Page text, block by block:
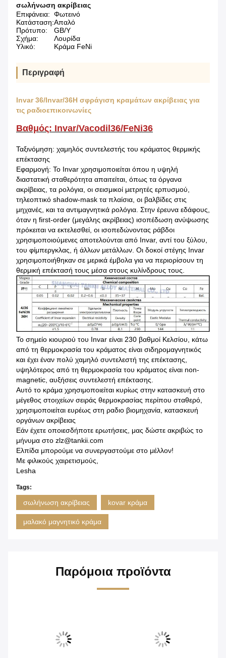
σωλήνωση ακρίβειας
Επιφάνεια: Φωτεινό
Κατάσταση:Απαλό
Πρότυπο:
GB/Y
Σχήμα:
Λουρίδα
Υλικό:
Κράμα FeNi
Περιγραφή
Invar 36/Invar/36H σφράγιση κραμάτων ακρίβειας για
τις ραδιοεπικοινωνίες
Βαθμός: Invar/Vacodil36/FeNi36
Ταξινόμηση: χαμηλός συντελεστής του κράματος θερμικής
επέκτασης
Εφαρμογή: Το Invar χρησιμοποιείται όπου η υψηλή
διαστατική σταθερότητα απαιτείται, όπως τα όργανα
ακρίβειας, τα ρολόγια, οι σεισμικοί μετρητές ερπυσμού,
τηλεοπτικό shadow-mask τα πλαίσια, οι βαλβίδες στις
μηχανές, και τα αντιμαγνητικά ρολόγια. Στην έρευνα εδάφους,
όταν η first-order (μεγάλης ακρίβειας) ισοπέδωση ανύψωσης
πρόκειται να εκτελεσθεί, οι ισοπεδώνοντας ράβδοι
χρησιμοποιούμενες αποτελούνται από Invar, αντί του ξύλου,
του φίμπεργκλας, ή άλλων μετάλλων. Οι δοκοί στέγης Invar
χρησιμοποιήθηκαν σε μερικά έμβολα για να περιορίσουν τη
θερμική επέκτασή τους μέσα στους κυλίνδρους τους.
Το σημείο κιουριού του Invar είναι 230 βαθμοί Κελσίου, κάτω
από τη θερμοκρασία του κράματος είναι σιδηρομαγνητικός
και έχει έναν πολύ χαμηλό συντελεστή της επέκτασης,
υψηλότερος από τη θερμοκρασία του κράματος είναι non-
magnetic, αυξήσεις συντελεστή επέκτασης.
Αυτό το κράμα χρησιμοποιείται κυρίως στην κατασκευή στο
μέγεθος στοιχείων σειράς θερμοκρασίας περίπου σταθερό,
χρησιμοποιείται ευρέως στη ραδιο βιομηχανία, κατασκευή
οργάνων ακρίβειας
Εάν έχετε οποιεσδήποτε ερωτήσεις, μας δώστε ακριβώς το
μήνυμα στο zlz@tankii.com
Ελπίδα μπορούμε να συνεργαστούμε στο μέλλον!
Με φιλικούς χαιρετισμούς,
Lesha
Tags:
σωλήνωση ακρίβειας kovar κράμα
μαλακό μαγνητικό κράμα
Παρόμοια προϊόντα